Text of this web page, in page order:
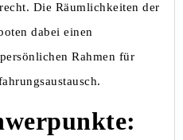
Die Räumlichkeiten der
dabei einen
Rahmen für